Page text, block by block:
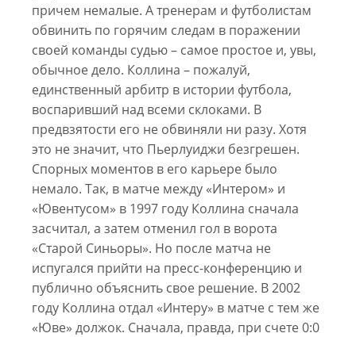
причем немалые. А тренерам и футболистам
обвинить по горячим следам в поражении
своей команды судью – самое простое и, увы,
обычное дело. Коллина – пожалуй,
единственный арбитр в истории футбола,
воспаривший над всеми склоками. В
предвзятости его не обвиняли ни разу. Хотя
это не значит, что Пьерлуиджи безгрешен.
Спорных моментов в его карьере было
немало. Так, в матче между «Интером» и
«Ювентусом» в 1997 году Коллина сначала
засчитал, а затем отменил гол в ворота
«Старой Синьоры». Но после матча не
испугался прийти на пресс-конференцию и
публично объяснить свое решение. В 2002
году Коллина отдал «Интеру» в матче с тем же
«Юве» должок. Сначала, правда, при счете 0:0